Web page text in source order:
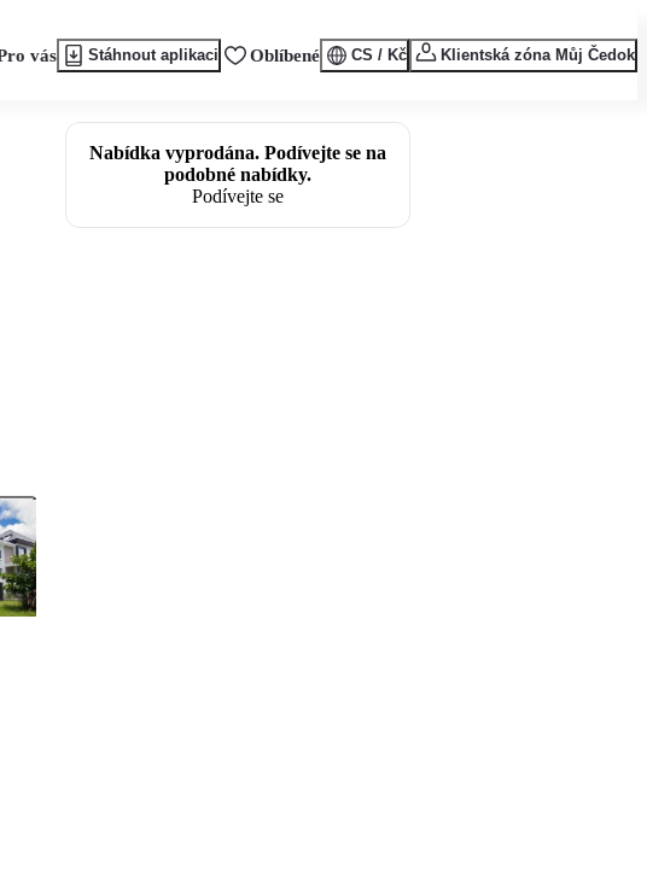
vás Stáhnout aplikaci Oblíbené CS / Kč Klientská zóna Můj Čedok
Nabídka vyprodána. Podívejte se na
podobné nabídky.
Podívejte se